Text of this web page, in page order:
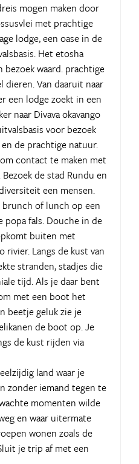
mogen maken door
met prachtige
lodge, een oase in de
Het etosha
bezoek waard. prachtige
Van daaruit naar
een lodge zoekt in een
naar Divava okavango
voor bezoek
de prachtige natuur.
contact te maken met
de stad Rundu en
een mensen.
brunch of lunch op een
fals. Douche in de
buiten met
rivier. Langs de kust van
stranden, stadjes die
tijd. Als je daar bent
met een boot het
beetje geluk zie je
de boot op. Je
de kust rijden via
land waar je
zonder iemand tegen te
momenten wilde
en waar uitermate
wonen zoals de
je trip af met een